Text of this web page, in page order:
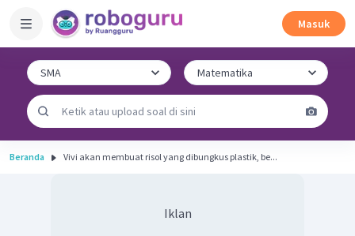
Masuk
Beranda Vivi akan membuat risol yang dibungkus plastik, be...
Iklan